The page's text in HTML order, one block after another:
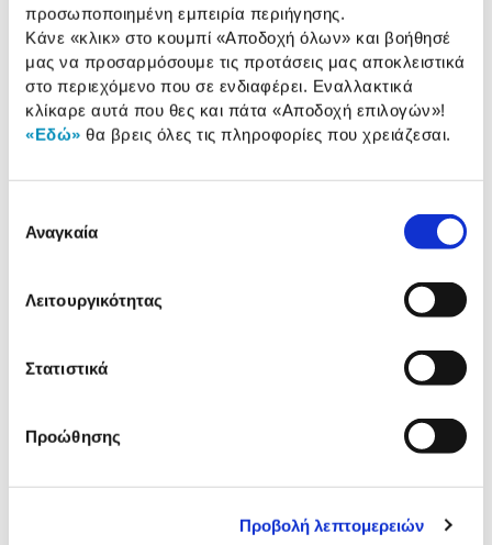
προσωποποιημένη εμπειρία περιήγησης.
Κάνε «κλικ» στο κουμπί «Αποδοχή όλων» και βοήθησέ
μας να προσαρμόσουμε τις προτάσεις μας αποκλειστικά
στο περιεχόμενο που σε ενδιαφέρει. Εναλλακτικά
κλίκαρε αυτά που θες και πάτα «Αποδοχή επιλογών»!
«Εδώ» θα βρεις όλες τις πληροφορίες που χρειάζεσαι.
συγκατάθεσης
Αναγκαία
Λειτουργικότητας
Στατιστικά
Προώθησης
Προβολή λεπτομερειών
Προδιαγραφές
προϊόντος
Χαρακτηριστικά
Αξιολογήσεις
Αξιολογήσεις
παρουσιάζουμε.
Xiaomi Redmi Pad 2 Cover
Sentio Θήκη Universal
tablet 10-11" Μαύρη